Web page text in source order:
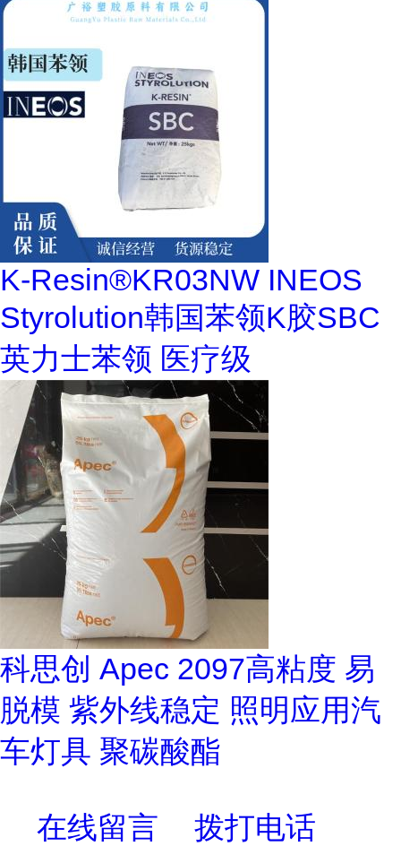
K-Resin®KR03NW INEOS
Styrolution韩国苯领K胶SBC
英力士苯领 医疗级
科思创 Apec 2097高粘度 易
脱模 紫外线稳定 照明应用汽
车灯具 聚碳酸酯
在线留言 拨打电话